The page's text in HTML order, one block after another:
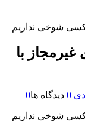
با
0 دیدگاه ها0
کسی شوخی نداریم